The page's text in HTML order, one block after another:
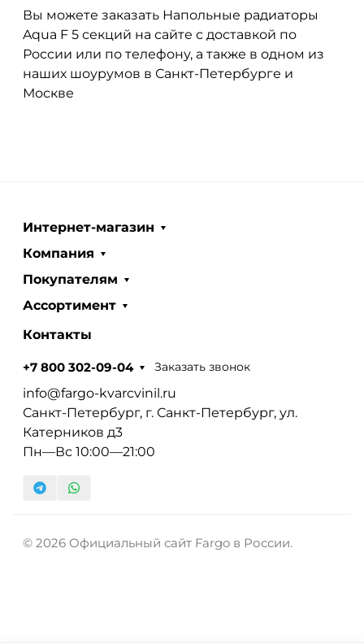
Вы можете заказать Напольные радиаторы
Aqua F 5 секций на сайте с доставкой по
России или по телефону, а также в одном из
наших шоурумов в Санкт-Петербурге и
Москве
Интернет-магазин
Компания
Покупателям
Ассортимент
Контакты
+7 800 302-09-04 Заказать звонок
info@fargo-kvarcvinil.ru
Санкт-Петербург, г. Санкт-Петербург, ул.
Катерников д3
Пн—Вс 10:00—21:00
© 2026 Официальный сайт Fargo в России.